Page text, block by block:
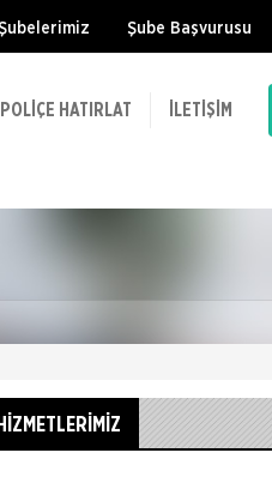
Şubelerimiz Şube Başvurusu
POLIÇE HATIRLAT İLETIŞIM
HİZMETLERİMİZ
Sorumluluk Sigortası
Zorunlu Yolcu Taşımacılık Mali
poliçede tanımlanan motorlu
yaralanmasına veya bir şeyin zara
Kobi Paket Sigorta Kapsamı: Ticari İşletme